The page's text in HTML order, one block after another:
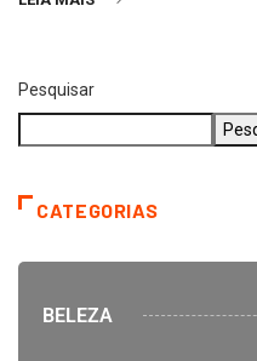
Pesquisar
CATEGORIAS
BELEZA